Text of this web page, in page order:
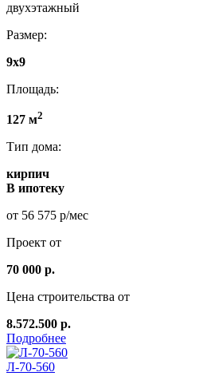
двухэтажный
Размер:
9х9
Площадь:
127 м2
Тип дома:
кирпич
В ипотеку
от 56 575 р/мес
Проект от
70 000 р.
Цена строительства от
8.572.500 р.
Подробнее
Л-70-560